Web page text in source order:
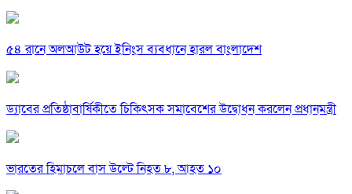
৫৪ রানে অলআউট হয়ে ইনিংস ব্যবধানে হারল বাংলাদেশ
ড্যাবের প্রতিষ্ঠাবার্ষিকীতে চিকিৎসক সমাবেশের উদ্বোধন করলেন প্রধানমন্ত্রী
ভারতের হিমাচলে বাস উল্টে নিহত ৮, আহত ১০